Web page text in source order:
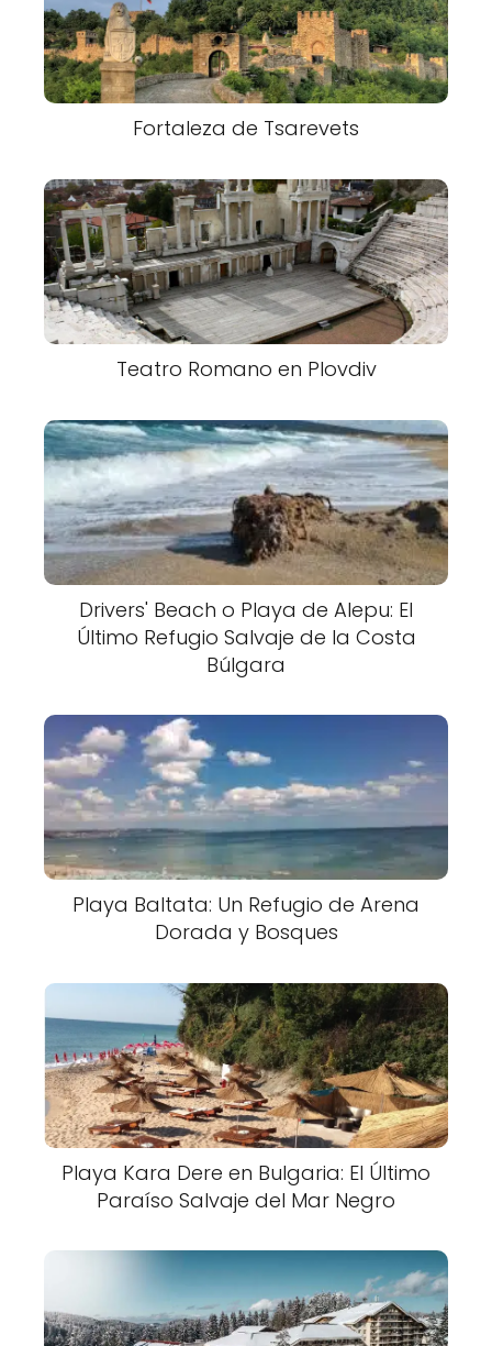
Fortaleza de Tsarevets
Teatro Romano en Plovdiv
Drivers' Beach o Playa de Alepu: El
Último Refugio Salvaje de la Costa
Búlgara
Playa Baltata: Un Refugio de Arena
Dorada y Bosques
Playa Kara Dere en Bulgaria: El Último
Paraíso Salvaje del Mar Negro